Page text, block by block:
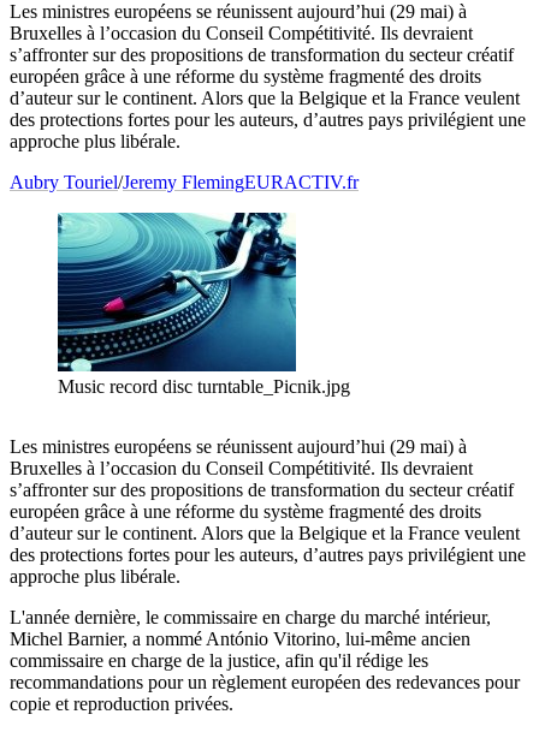
Les ministres européens se réunissent aujourd’hui (29 mai) à
Bruxelles à l’occasion du Conseil Compétitivité. Ils devraient
s’affronter sur des propositions de transformation du secteur créatif
européen grâce à une réforme du système fragmenté des droits
d’auteur sur le continent. Alors que la Belgique et la France veulent
des protections fortes pour les auteurs, d’autres pays privilégient une
approche plus libérale.
Aubry Touriel/Jeremy FlemingEURACTIV.fr
Music record disc turntable_Picnik.jpg
Les ministres européens se réunissent aujourd’hui (29 mai) à
Bruxelles à l’occasion du Conseil Compétitivité. Ils devraient
s’affronter sur des propositions de transformation du secteur créatif
européen grâce à une réforme du système fragmenté des droits
d’auteur sur le continent. Alors que la Belgique et la France veulent
des protections fortes pour les auteurs, d’autres pays privilégient une
approche plus libérale.
L'année dernière, le commissaire en charge du marché intérieur,
Michel Barnier, a nommé António Vitorino, lui-même ancien
commissaire en charge de la justice, afin qu'il rédige les
recommandations pour un règlement européen des redevances pour
copie et reproduction privées.